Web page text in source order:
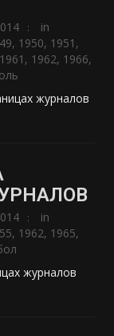
in
, 1950, 1951 ,
1961 , 1962, 1966,
журналов
in
, 1962, 1965,
журналов